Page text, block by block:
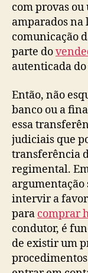
com provas
amparados na
comunicação
parte do
autenticada
Então, não
banco ou a
essa
judiciais que
transferência
regimental.
argumentação
intervir a favor
para comprar
condutor, é
de existir um